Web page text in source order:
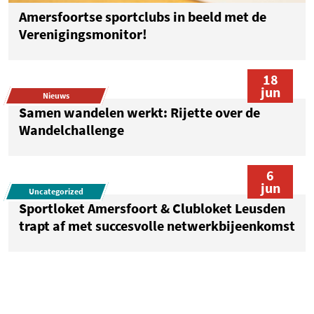
Amersfoortse sportclubs in beeld met de
Verenigingsmonitor!
Nieuws
Samen wandelen werkt: Rijette over de
Wandelchallenge
18
jun
Uncategorized
Sportloket Amersfoort & Clubloket Leusden
trapt af met succesvolle netwerkbijeenkomst
6
jun